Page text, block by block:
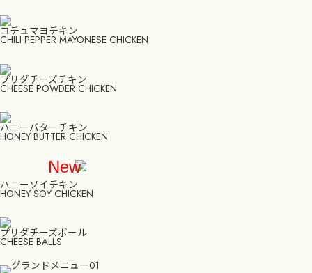
コチュマヨチキン
CHILI PEPPER MAYONESE CHICKEN
プリダチーズチキン
CHEESE POWDER CHICKEN
ハニーバターチキン
HONEY BUTTER CHICKEN
New
ハニーソイチキン
HONEY SOY CHICKEN
プリダチーズボール
CHEESE BALLS